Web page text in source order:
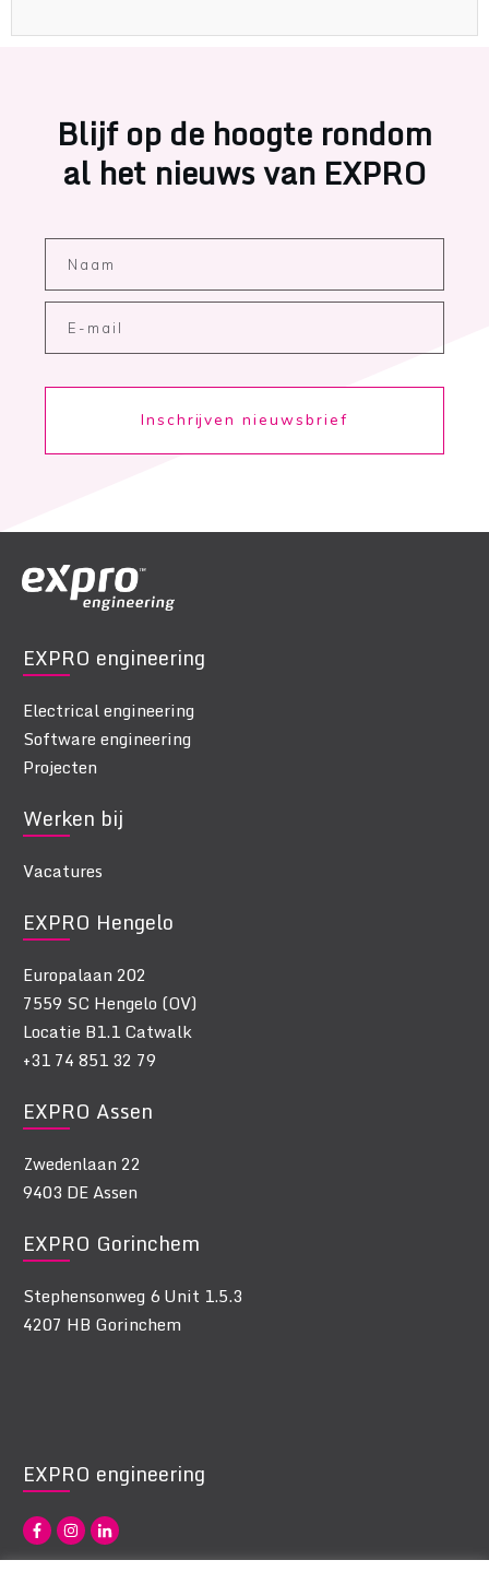
Blijf op de hoogte rondom
al het nieuws van EXPRO
Inschrijven nieuwsbrief
EXPRO engineering
Electrical engineering
Software engineering
Projecten
Werken bij
Vacatures
EXPRO Hengelo
Europalaan 202
7559 SC Hengelo (OV)
Locatie B1.1 Catwalk
+31 74 851 32 79
EXPRO Assen
Zwedenlaan 22
9403 DE Assen
EXPRO Gorinchem
Stephensonweg 6 Unit 1.5.3
4207 HB Gorinchem
EXPRO engineering